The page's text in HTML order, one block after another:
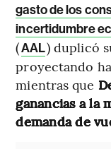
gasto de los
incertidumbre
(AAL) duplicó
proyectando
mientras que
ganancias a la
demanda de